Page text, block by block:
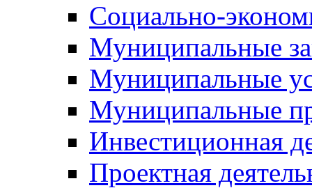
Социально-
Муниципальные
Муниципальные
Муниципальные
Инвестиционная
Проектная